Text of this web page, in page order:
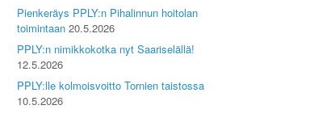
Pienkeräys PPLY:n Pihalinnun hoitolan
toimintaan 20.5.2026
PPLY:n nimikkokotka nyt Saariselällä!
12.5.2026
PPLY:lle kolmoisvoitto Tornien taistossa
10.5.2026